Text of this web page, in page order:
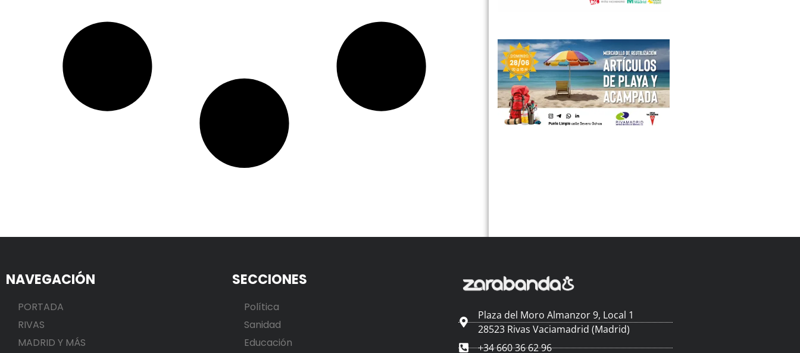
NAVEGACIÓN
PORTADA
RIVAS
MADRID Y MÁS
SECCIONES
Política
Sanidad
Educación
Plaza del Moro Almanzor 9, Local 1
28523 Rivas Vaciamadrid (Madrid)
+34 660 36 62 96